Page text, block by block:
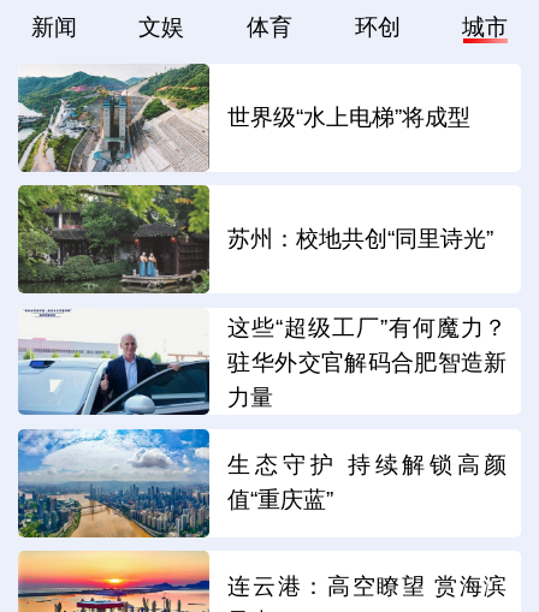
新闻 文娱 体育 环创 城市
世界级“水上电梯”将成型
苏州：校地共创“同里诗光”
这些“超级工厂”有何魔力？
驻华外交官解码合肥智造新
力量
生态守护 持续解锁高颜
值“重庆蓝”
连云港：高空瞭望 赏海滨